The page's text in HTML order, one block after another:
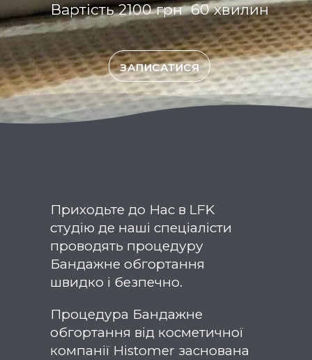
Вартість 2100 грн 60 хвилин
ЗАПИСАТИСЯ
Приходьте до Нас в LFK
студію де наші спеціалісти
проводять процедуру
Бандажне обгортання
швидко і безпечно.
Процедура Бандажне
обгортання від косметичної
компанії Histomer заснована